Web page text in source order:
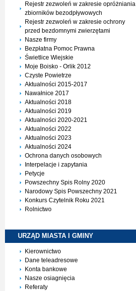
Rejestr zezwoleń w zakresie opróżniania
zbiorników bezodpływowych
Rejestr zezwoleń w zakresie ochrony
przed bezdomnymi zwierzętami
Nasze firmy
Bezpłatna Pomoc Prawna
Świetlice Wiejskie
Moje Boisko - Orlik 2012
Czyste Powietrze
Aktualności 2015-2017
Nawałnice 2017
Aktualności 2018
Aktualności 2019
Aktualności 2020-2021
Aktualności 2022
Aktualności 2023
Aktualności 2024
Ochrona danych osobowych
Interpelacje i zapytania
Petycje
Powszechny Spis Rolny 2020
Narodowy Spis Powszechny 2021
Konkurs Czytelnik Roku 2021
Rolnictwo
URZĄD MIASTA I GMINY
Kierownictwo
Dane teleadresowe
Konta bankowe
Nasze osiagnięcia
Referaty